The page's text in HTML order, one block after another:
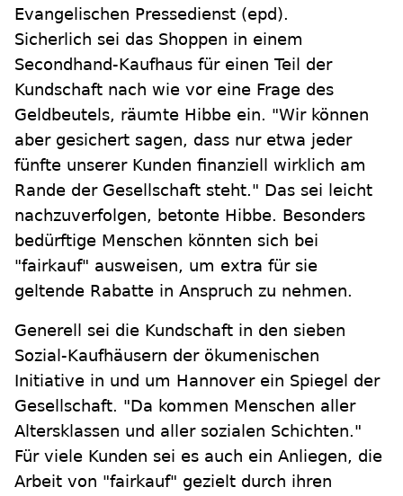
Evangelischen Pressedienst (epd).
Sicherlich sei das Shoppen in einem
Secondhand-Kaufhaus für einen Teil der
Kundschaft nach wie vor eine Frage des
Geldbeutels, räumte Hibbe ein. "Wir können
aber gesichert sagen, dass nur etwa jeder
fünfte unserer Kunden finanziell wirklich am
Rande der Gesellschaft steht." Das sei leicht
nachzuverfolgen, betonte Hibbe. Besonders
bedürftige Menschen könnten sich bei
"fairkauf" ausweisen, um extra für sie
geltende Rabatte in Anspruch zu nehmen.
Generell sei die Kundschaft in den sieben
Sozial-Kaufhäusern der ökumenischen
Initiative in und um Hannover ein Spiegel der
Gesellschaft. "Da kommen Menschen aller
Altersklassen und aller sozialen Schichten."
Für viele Kunden sei es auch ein Anliegen, die
Arbeit von "fairkauf" gezielt durch ihren